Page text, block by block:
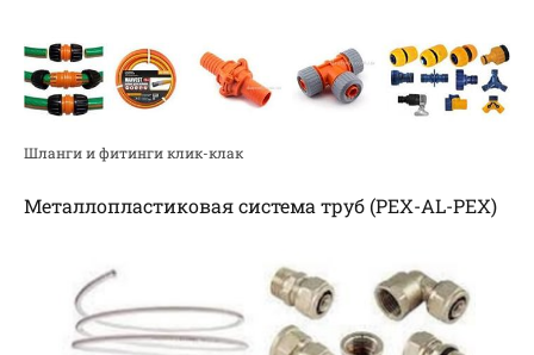
Шланги и фитинги клик-клак
Металлопластиковая система труб (PEX-AL-PEX)